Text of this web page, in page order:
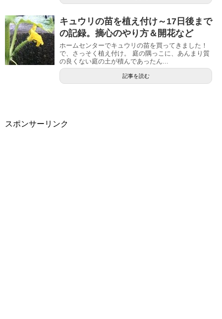
キュウリの苗を植え付け～17日後まで
の記録。摘心のやり方＆開花など
ホームセンターでキュウリの苗を買ってきました！
で、さっそく植え付け。 庭の隅っこに、あんまり質
の良くない庭の土が積んであったん...
記事を読む
スポンサーリンク